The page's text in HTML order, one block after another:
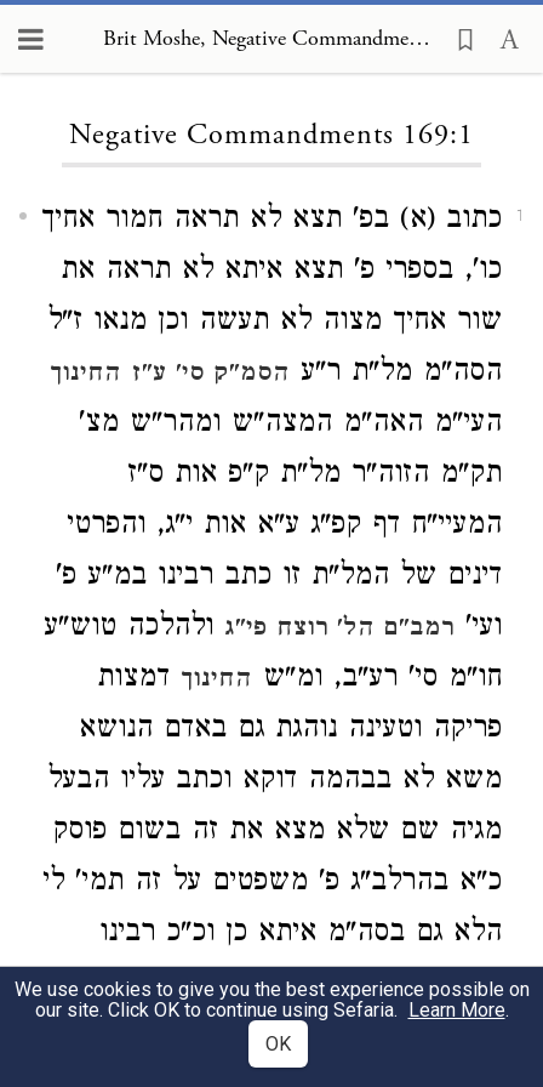
Brit Moshe, Negative Commandments 169:1
Negative Commandments 169:1
1
כתוב (א) בפ' תצא לא תראה חמור אחיך
כו', בספרי פ' תצא איתא לא תראה את
שור אחיך מצוה לא תעשה וכן מנאו ז"ל
הסה"מ מל"ת ר"ע הסמ"ק סי' ע"ז החינוך
העי"מ האה"מ המצה"ש ומהר"ש מצ'
תק"מ הזוה"ר מל"ת ק"פ אות ס"ז
המעיי"ח דף קפ"ג ע"א אות י"ג, והפרטי
דינים של המל"ת זו כתב רבינו במ"ע פ'
ועי' רמב"ם הל' רוצח פי"ג ולהלכה טוש"ע
חו"מ סי' רע"ב, ומ"ש החינוך דמצות
פריקה וטעינה נוהגת גם באדם הנושא
משא לא בבהמה דוקא וכתב עליו הבעל
מגיה שם שלא מצא את זה בשום פוסק
כ"א בהרלב"ג פ' משפטים על זה תמי' לי
הלא גם בסה"מ איתא כן וכ"כ רבינו
ברמזיו רמז מ"ע פ' וגם מצאתי בנר
מצוה סי' י"א אות צ"ו שג"כ עמד עליו
We use cookies to give you the best experience possible on
our site. Click OK to continue using Sefaria. Learn More.
OK